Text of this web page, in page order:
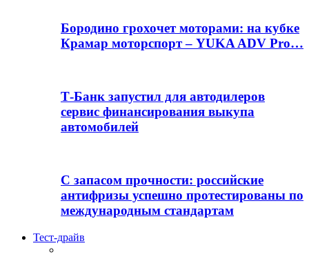
Бородино грохочет моторами: на кубке
Крамар моторспорт – YUKA ADV Pro…
Т-Банк запустил для автодилеров
сервис финансирования выкупа
автомобилей
С запасом прочности: российские
антифризы успешно протестированы по
международным стандартам
Тест-драйв